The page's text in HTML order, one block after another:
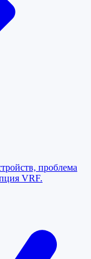
проблема
VRF.